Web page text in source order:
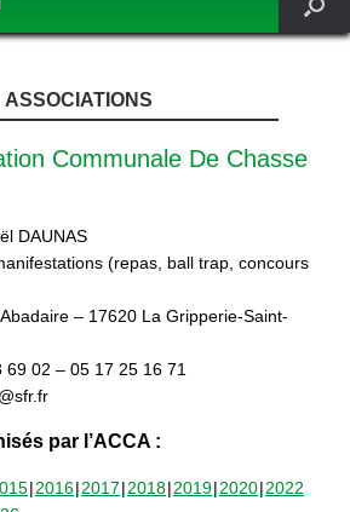
ASSOCIATIONS
Communale De Chasse
DAUNAS
(repas, ball trap, concours
– 17620 La Gripperie-Saint-
69 02 – 05 17 25 16 71
par l’ACCA :
2016 2017 2018 2019 2020 2022